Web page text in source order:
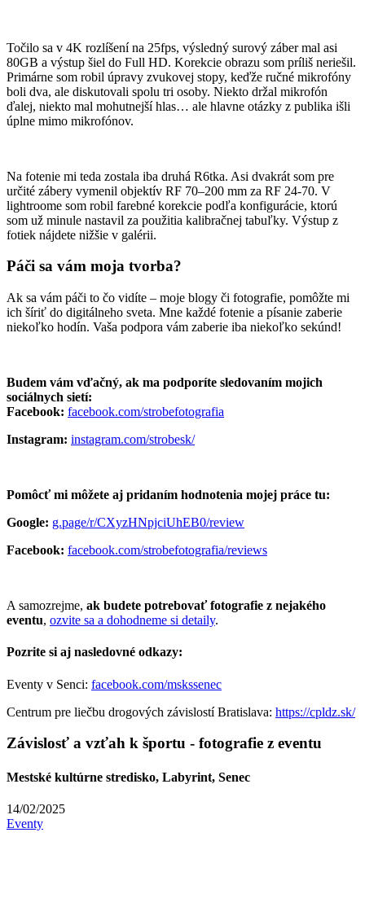
Točilo sa v 4K rozlíšení na 25fps, výsledný surový záber mal asi
80GB a výstup šiel do Full HD. Korekcie obrazu som príliš neriešil.
Primárne som robil úpravy zvukovej stopy, keďže ručné mikrofóny
boli dva, ale diskutovali spolu tri osoby. Niekto držal mikrofón
ďalej, niekto mal mohutnejší hlas… ale hlavne otázky z publika išli
úplne mimo mikrofónov.
Na fotenie mi teda zostala iba druhá R6tka. Asi dvakrát som pre
určité zábery vymenil objektív RF 70–200 mm za RF 24-70. V
lightroome som robil farebné korekcie podľa konfigurácie, ktorú
som už minule nastavil za použitia kalibračnej tabuľky. Výstup z
fotiek nájdete nižšie v galérii.
Páči sa vám moja tvorba?
Ak sa vám páči to čo vidíte – moje blogy či fotografie, pomôžte mi
ich šíriť do digitálneho sveta. Mne každé fotenie a písanie zaberie
niekoľko hodín. Vaša podpora vám zaberie iba niekoľko sekúnd!
Budem vám vďačný, ak ma podporíte sledovaním mojich
sociálnych sietí:
Facebook: facebook.com/strobefotografia
Instagram: instagram.com/strobesk/
Pomôcť mi môžete aj pridaním hodnotenia mojej práce tu:
Google: g.page/r/CXyzHNpjciUhEB0/review
Facebook: facebook.com/strobefotografia/reviews
A samozrejme, ak budete potrebovať fotografie z nejakého
eventu, ozvite sa a dohodneme si detaily.
Pozrite si aj nasledovné odkazy:
Eventy v Senci: facebook.com/mskssenec
Centrum pre liečbu drogových závislostí Bratislava: https://cpldz.sk/
Závislosť a vzťah k športu - fotografie z eventu
Mestské kultúrne stredisko, Labyrint, Senec
14/02/2025
Eventy